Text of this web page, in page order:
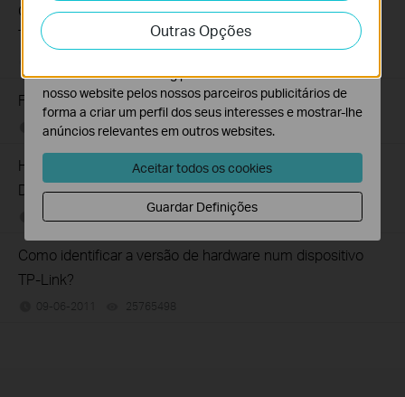
Como encontrar o número do modelo do seu dispositivo
TP-Link
Frequently asked questions about Unmanaged Switch
07-23-2024 351650views
How to Find the Serial Number (S/N) on Your TP-Link
Device
03-19-2013
Como identificar a versão de hardware num dispositivo
TP-Link?
09-06-2011 25765498
Outras Opções
Os cookies de analise permite-nos analisar as suas
atividades no nosso website para melhorar e ajustar a
funcionalidade do nosso website.
O cookies de marketing podem ser definidos através do
nosso website pelos nossos parceiros publicitários de
forma a criar um perfil dos seus interesses e mostrar-lhe
anúncios relevantes em outros websites.
Aceitar todos os cookies
Guardar Definições